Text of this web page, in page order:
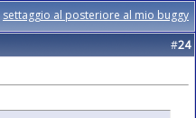
settaggio al posteriore al mio buggy
#24